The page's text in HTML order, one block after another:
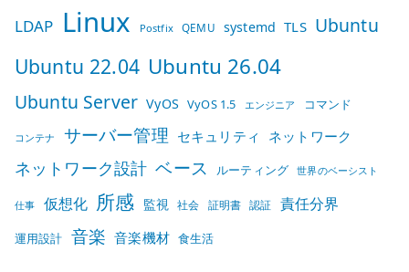
LDAP Linux Postfix QEMU systemd TLS Ubuntu
Ubuntu 22.04 Ubuntu 26.04
Ubuntu Server VyOS VyOS 1.5 エンジニア コマンド
コンテナ サーバー管理 セキュリティ ネットワーク
ネットワーク設計 ベース ルーティング 世界のベーシスト
仕事 仮想化 所感 監視 社会 証明書 認証 責任分界
運用設計 音楽 音楽機材 食生活